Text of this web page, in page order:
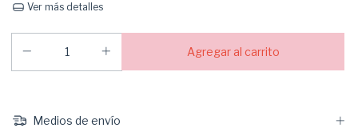
Ver más detalles
Medios de envío